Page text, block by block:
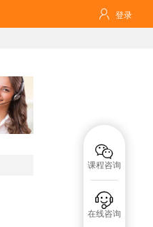
 登录

课程咨询

在线咨询